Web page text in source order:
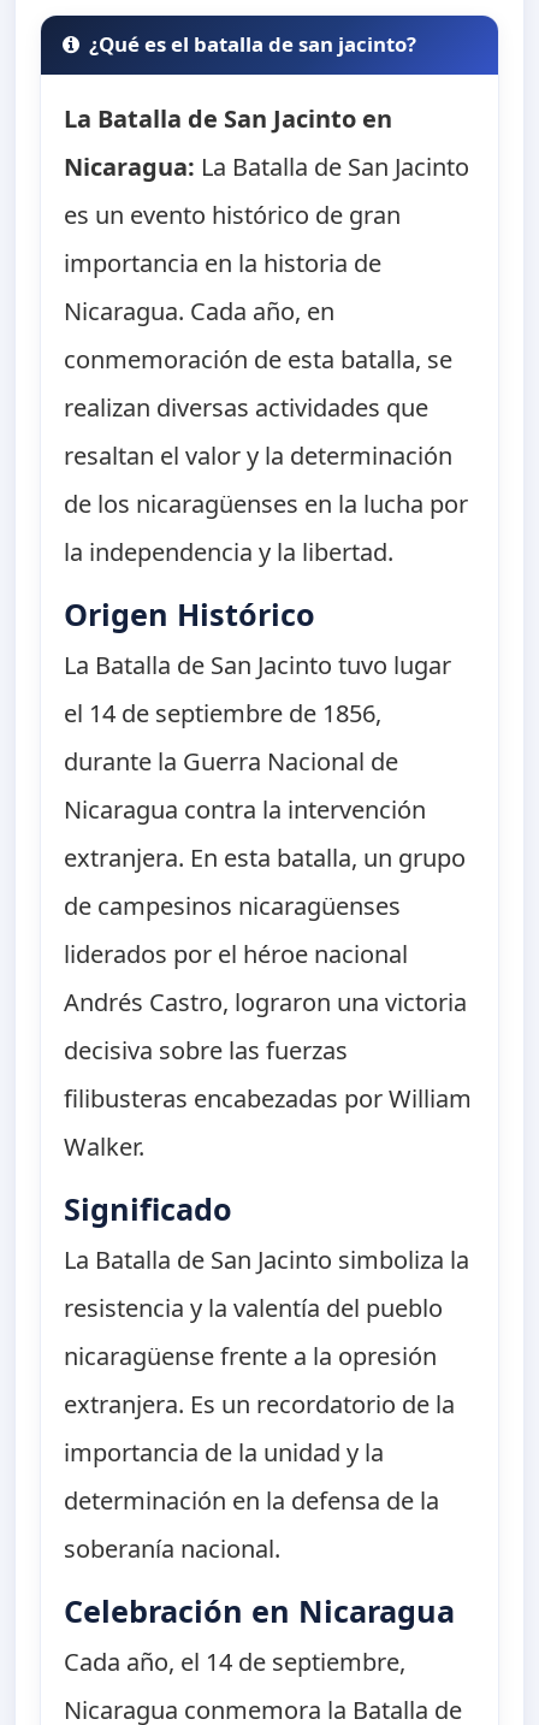
¿Qué es el batalla de san jacinto?
La Batalla de San Jacinto en
Nicaragua: La Batalla de San Jacinto
es un evento histórico de gran
importancia en la historia de
Nicaragua. Cada año, en
conmemoración de esta batalla, se
realizan diversas actividades que
resaltan el valor y la determinación
de los nicaragüenses en la lucha por
la independencia y la libertad.
Origen Histórico
La Batalla de San Jacinto tuvo lugar
el 14 de septiembre de 1856,
durante la Guerra Nacional de
Nicaragua contra la intervención
extranjera. En esta batalla, un grupo
de campesinos nicaragüenses
liderados por el héroe nacional
Andrés Castro, lograron una victoria
decisiva sobre las fuerzas
filibusteras encabezadas por William
Walker.
Significado
La Batalla de San Jacinto simboliza la
resistencia y la valentía del pueblo
nicaragüense frente a la opresión
extranjera. Es un recordatorio de la
importancia de la unidad y la
determinación en la defensa de la
soberanía nacional.
Celebración en Nicaragua
Cada año, el 14 de septiembre,
Nicaragua conmemora la Batalla de